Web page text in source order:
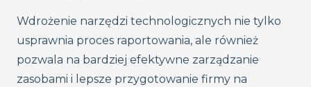
Wdrożenie narzędzi technologicznych nie tylko
usprawnia proces raportowania, ale również
pozwala na bardziej efektywne zarządzanie
zasobami i lepsze przygotowanie firmy na